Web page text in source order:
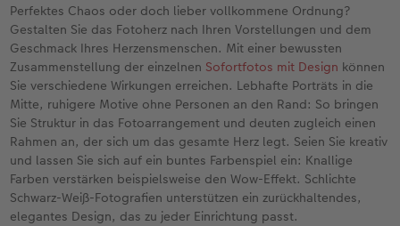
Perfektes Chaos oder doch lieber vollkommene Ordnung?
Gestalten Sie das Fotoherz nach Ihren Vorstellungen und dem
Geschmack Ihres Herzensmenschen. Mit einer bewussten
Zusammenstellung der einzelnen Sofortfotos mit Design können
Sie verschiedene Wirkungen erreichen. Lebhafte Porträts in die
Mitte, ruhigere Motive ohne Personen an den Rand: So bringen
Sie Struktur in das Fotoarrangement und deuten zugleich einen
Rahmen an, der sich um das gesamte Herz legt. Seien Sie kreativ
und lassen Sie sich auf ein buntes Farbenspiel ein: Knallige
Farben verstärken beispielsweise den Wow-Effekt. Schlichte
Schwarz-Weiß-Fotografien unterstützen ein zurückhaltendes,
elegantes Design, das zu jeder Einrichtung passt.